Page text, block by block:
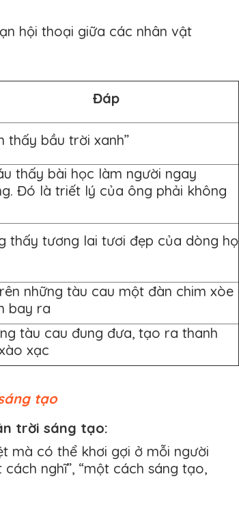
hội thoại giữa các nhân vật
Đáp
thấy bầu trời xanh”
thấy bài học làm người ngay
Đó là triết lý của ông phải không
thấy tương lai tươi đẹp của dòng họ
những tàu cau một đàn chim xòe
bay ra
tàu cau đung đưa, tạo ra thanh
xạc
tạo
trời sáng tạo:
mà có thể khơi gợi ở mỗi người
nghĩ”, “một cách sáng tạo,